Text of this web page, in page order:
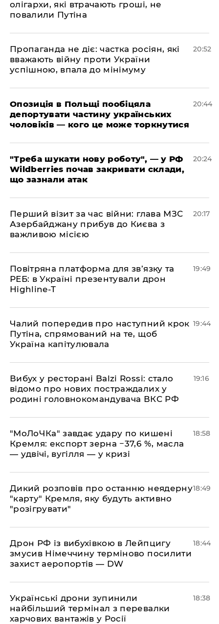
олігархи, які втрачають гроші, не
повалили Путіна
​Пропаганда не діє: частка росіян, які
вважають війну проти України
успішною, впала до мінімуму
20:52
​Опозиція в Польщі пообіцяла
депортувати частину українських
чоловіків — кого це може торкнутися
20:44
​"Треба шукати нову роботу", — у РФ
Wildberries почав закривати склади,
що зазнали атак
20:24
​Перший візит за час війни: глава МЗС
Азербайджану прибув до Києва з
важливою місією
20:17
​Повітряна платформа для зв’язку та
РЕБ: в Україні презентували дрон
Highline-T
19:49
​Чалий попередив про наступний крок
Путіна, спрямований на те, щоб
Україна капітулювала
19:44
​Вибух у ресторані Balzi Rossi: стало
відомо про нових постраждалих у
родині головнокомандувача ВКС РФ
19:16
​"МоЛоЧКа" завдає удару по кишені
Кремля: експорт зерна −37,6 %, масла
— удвічі, вугілля — у кризі
18:58
​Дикий розповів про останню неядерну
"карту" Кремля, яку будуть активно
"розігрувати"
18:49
​Дрон РФ із вибухівкою в Лейпцигу
змусив Німеччину терміново посилити
захист аеропортів — DW
18:44
​Українські дрони зупинили
найбільший термінал з перевалки
харчових вантажів у Росії
18:38